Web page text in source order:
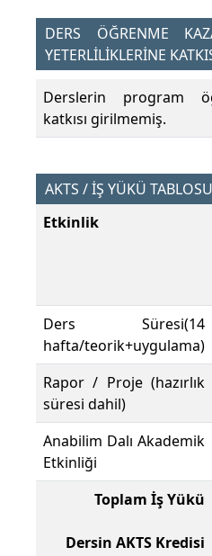
DERS ÖĞRENME
YETERLİLİKLERİNE
Derslerin program
katkısı girilmemiş.
AKTS / İŞ YÜKÜ TABLOSU
Etkinlik
Ders Süresi(14
hafta/teorik+uygulama)
Rapor / Proje (hazırlık
süresi dahil)
Anabilim Dalı Akademik
Etkinliği
Toplam İş Yükü
Dersin AKTS Kredisi